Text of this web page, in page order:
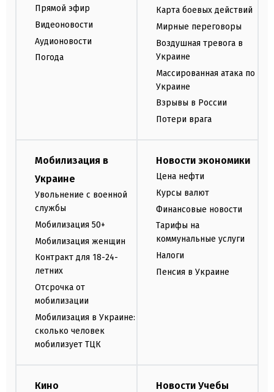
Прямой эфир
Видеоновости
Аудионовости
Погода
Карта боевых действий
Мирные переговоры
Воздушная тревога в
Украине
Массированная атака по
Украине
Взрывы в России
Потери врага
Мобилизация в
Украине
Увольнение с военной
службы
Мобилизация 50+
Мобилизация женщин
Контракт для 18-24-
летних
Отсрочка от
мобилизации
Мобилизация в Украине:
сколько человек
мобилизует ТЦК
Новости экономики
Цена нефти
Курсы валют
Финансовые новости
Тарифы на
коммунальные услуги
Налоги
Пенсия в Украине
Кино Новости Учебы